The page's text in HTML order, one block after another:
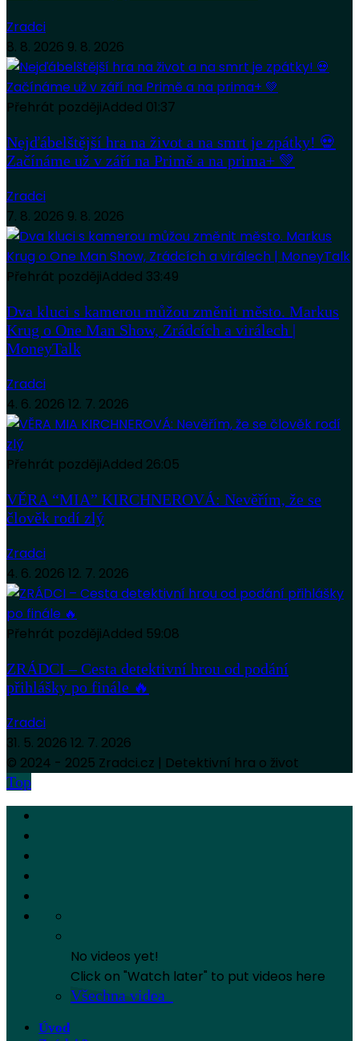
Zradci
8. 8. 2026 9. 8. 2026
Přehrát pozdějiAdded 01:37
Nejďábelštější hra na život a na smrt je zpátky! 💀
Začínáme už v září na Primě a na prima+ 💚
Zradci
7. 8. 2026 9. 8. 2026
Přehrát pozdějiAdded 33:49
Dva kluci s kamerou můžou změnit město. Markus
Krug o One Man Show, Zrádcích a virálech |
MoneyTalk
Zradci
4. 6. 2026 12. 7. 2026
Přehrát pozdějiAdded 26:05
VĚRA “MIA” KIRCHNEROVÁ: Nevěřím, že se
člověk rodí zlý
Zradci
4. 6. 2026 12. 7. 2026
Přehrát pozdějiAdded 59:08
ZRÁDCI – Cesta detektivní hrou od podání
přihlášky po finále 🔥
Zradci
31. 5. 2026 12. 7. 2026
© 2024 - 2025 Zradci.cz | Detektivní hra o život
Top
No videos yet!
Click on "Watch later" to put videos here
Všechna videa
Úvod